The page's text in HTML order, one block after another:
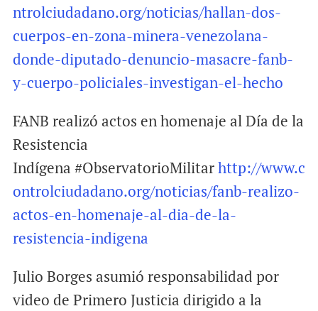
ntrolciudadano.org/noticias/hallan-dos-
cuerpos-en-zona-minera-venezolana-
donde-diputado-denuncio-masacre-fanb-
y-cuerpo-policiales-investigan-el-hecho
FANB realizó actos en homenaje al Día de la
Resistencia
Indígena #ObservatorioMilitarhttp://www.c
ontrolciudadano.org/noticias/fanb-realizo-
actos-en-homenaje-al-dia-de-la-
resistencia-indigena
Julio Borges asumió responsabilidad por
video de Primero Justicia dirigido a la